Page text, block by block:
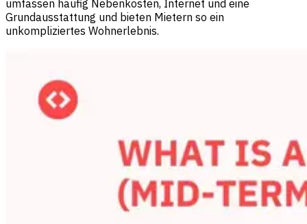
umfassen häufig Nebenkosten, Internet und eine
Grundausstattung und bieten Mietern so ein
unkompliziertes Wohnerlebnis.